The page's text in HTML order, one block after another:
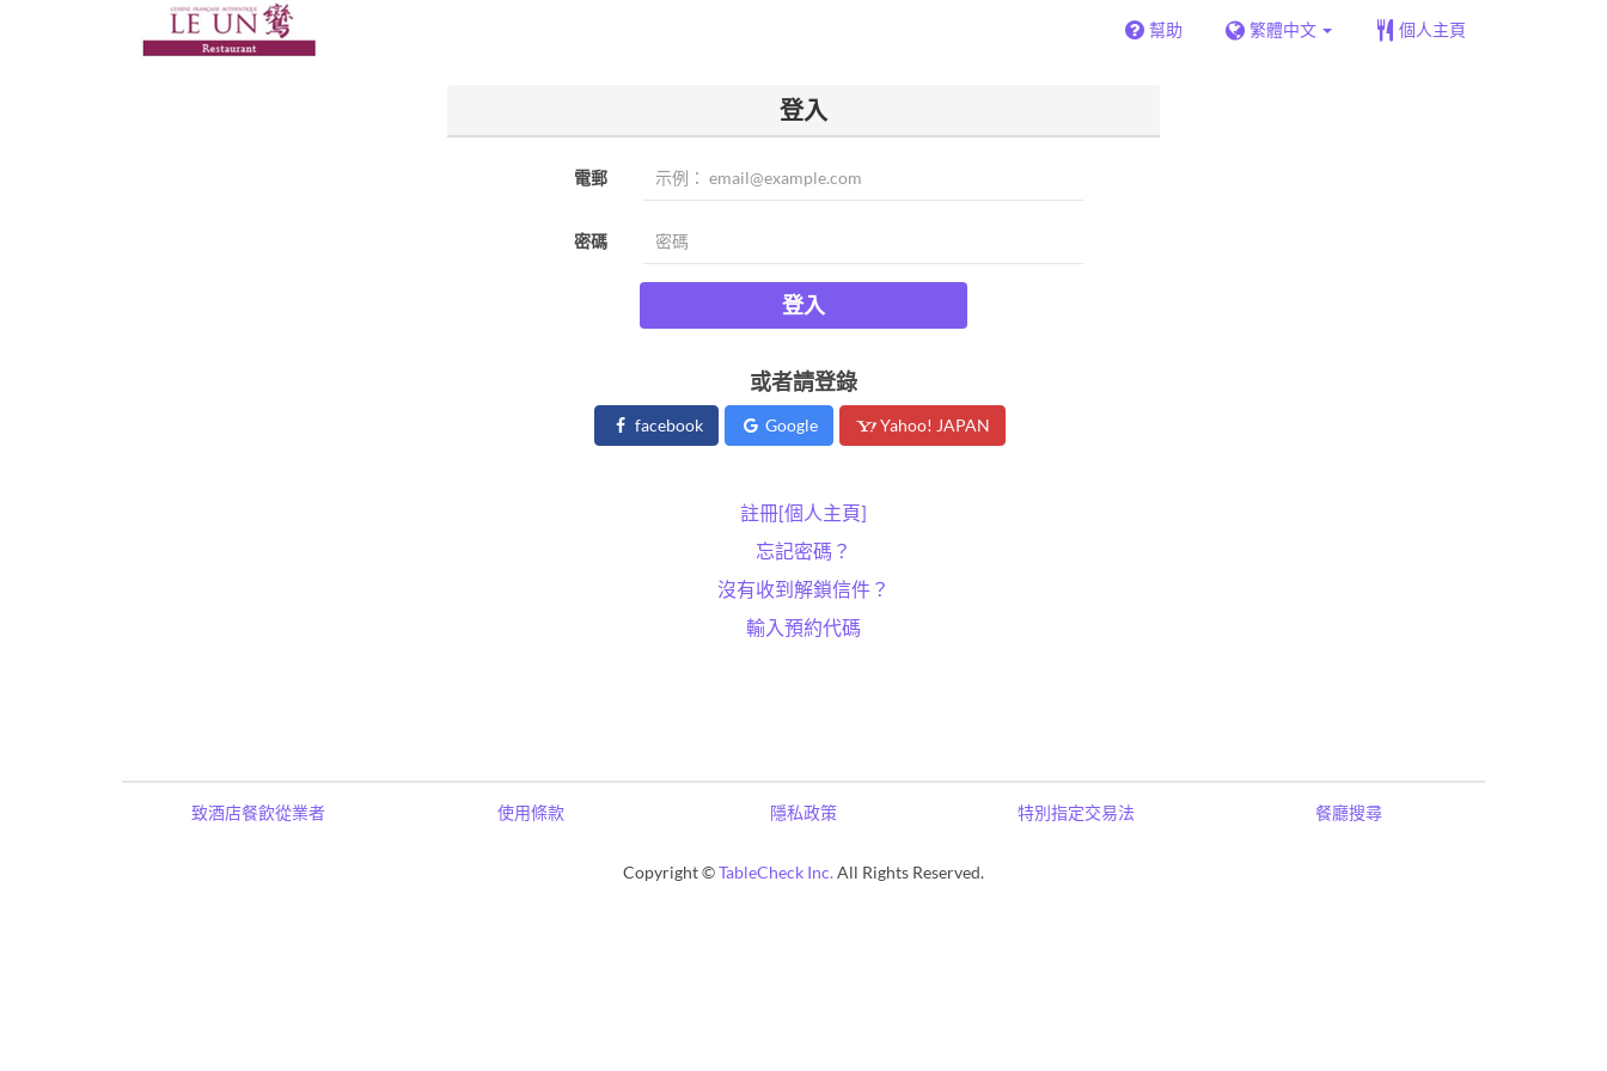
幫助 繁體中文 個人主頁
登入
電郵
密碼
登入
或者請登錄
facebook Google Yahoo! JAPAN
註冊[個人主頁]
忘記密碼？
沒有收到解鎖信件？
輸入預約代碼
致酒店餐飲從業者 使用條款 隱私政策 特別指定交易法 餐廳搜尋
Copyright ©TableCheck Inc.All Rights Reserved.